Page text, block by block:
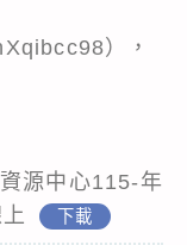
），
源中心115-年
下載